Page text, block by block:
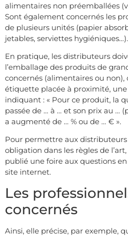
alimentaires non préemballées
Sont également concernés les
de plusieurs unités (papier
jetables, serviettes hygiéniques…).
En pratique, les distributeurs
l’emballage des produits de
concernés (alimentaires ou non),
étiquette placée à proximité,
indiquant : « Pour ce produit, la
passée de … à … et son prix au …
a augmenté de … % ou de … € ».
Pour permettre aux
obligation dans les règles de l’art,
publié une foire aux questions
site internet.
Les
concernés
Ainsi, elle précise, par exemple,